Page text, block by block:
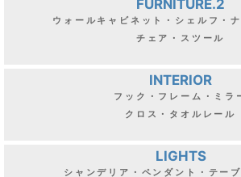
FURNITURE.2
ウォールキャビネット・シェルフ・
チェア・スツール
INTERIOR
フック・フレーム・ミラ
クロス・タオルレール
LIGHTS
シャンデリア・ペンダント・テー